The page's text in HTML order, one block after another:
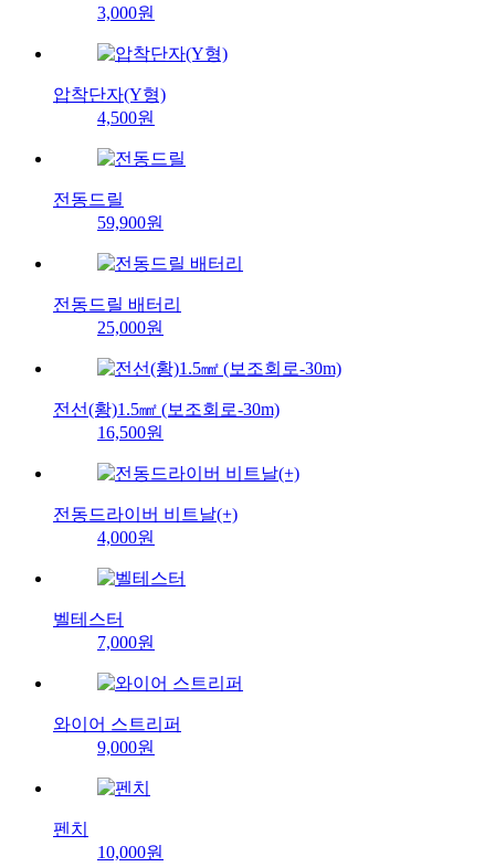
3,000원
압착단자(Y형)
4,500원
전동드릴
59,900원
전동드릴 배터리
25,000원
전선(황)1.5㎟ (보조회로-30m)
16,500원
전동드라이버 비트날(+)
4,000원
벨테스터
7,000원
와이어 스트리퍼
9,000원
펜치
10,000원